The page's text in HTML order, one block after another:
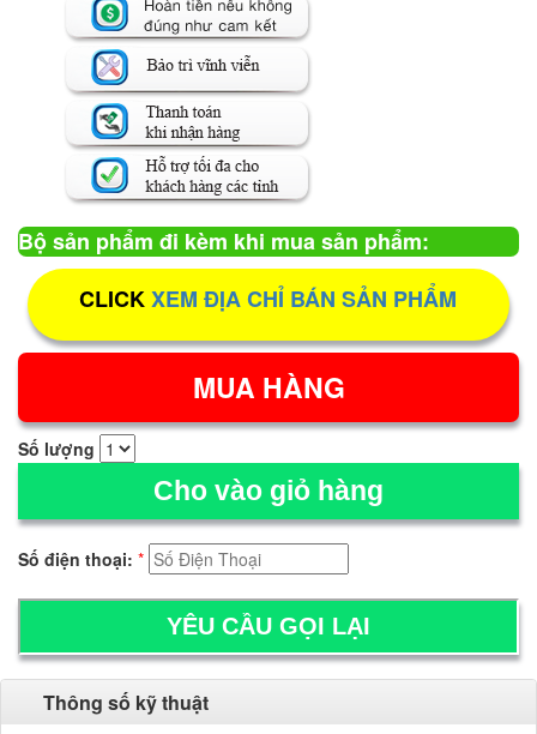
Bộ sản phẩm đi kèm khi mua sản phẩm:
CLICKXEM ĐỊA CHỈ BÁN SẢN PHẨM
Số lượng
Cho vào giỏ hàng
Số điện thoại: *
Thông số kỹ thuật